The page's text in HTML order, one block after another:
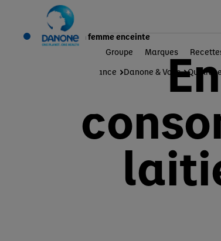
Groupe Marques
Danone en France Danone & Vous Qualité
Alimentation femme enceinte